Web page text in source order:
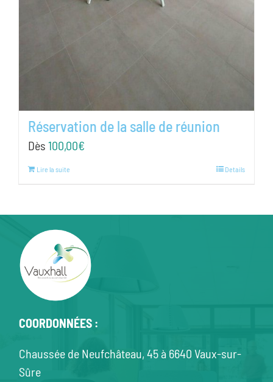
Réservation de la salle de réunion
Dès 100,00€
Lire la suite Details
COORDONNÉES :
Chaussée de Neufchâteau, 45 à 6640 Vaux-sur-
Sûre